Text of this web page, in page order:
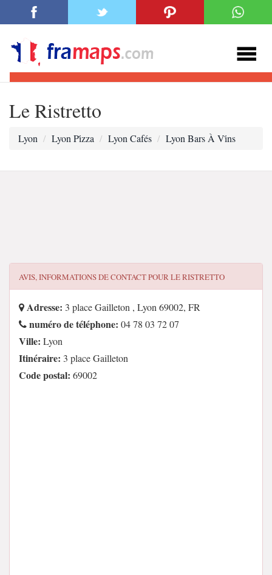
Le Ristretto
Lyon Lyon Pi̇zza Lyon Cafés Lyon Bars À Vi̇ns
AVIS, INFORMATIONS DE CONTACT POURLE RISTRETTO
Adresse: 3 place Gailleton , Lyon 69002, FR
numéro de téléphone: 04 78 03 72 07
Ville: Lyon
Itinéraire: 3 place Gailleton
Code postal: 69002